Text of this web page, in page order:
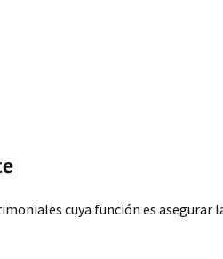
cuya función es asegurar